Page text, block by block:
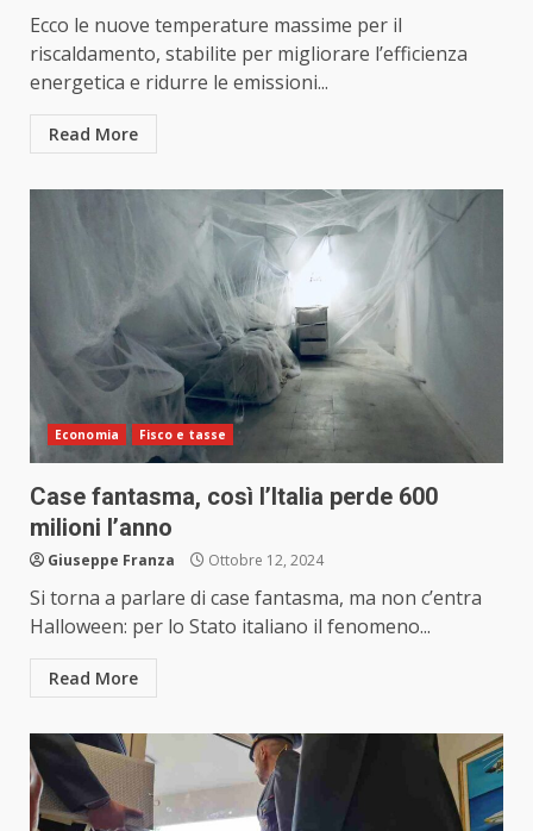
Ecco le nuove temperature massime per il
riscaldamento, stabilite per migliorare l’efficienza
energetica e ridurre le emissioni...
Read More
Economia Fisco e tasse
Case fantasma, così l’Italia perde 600
milioni l’anno
Giuseppe Franza Ottobre 12, 2024
Si torna a parlare di case fantasma, ma non c’entra
Halloween: per lo Stato italiano il fenomeno...
Read More